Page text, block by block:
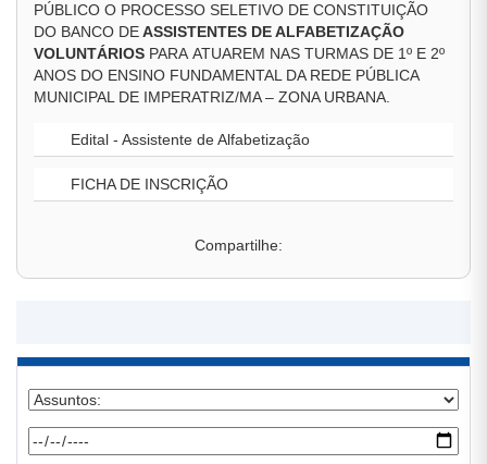
PÚBLICO O PROCESSO SELETIVO DE CONSTITUIÇÃO
DO BANCO DEASSISTENTES DE ALFABETIZAÇÃO
VOLUNTÁRIOS PARA ATUAREM NAS TURMAS DE 1º E 2º
ANOS DO ENSINO FUNDAMENTAL DA REDE PÚBLICA
MUNICIPAL DE IMPERATRIZ/MA – ZONA URBANA.
Edital - Assistente de Alfabetização
FICHA DE INSCRIÇÃO
Compartilhe: